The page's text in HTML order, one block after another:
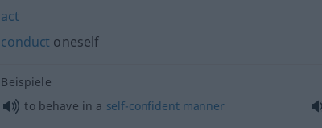
act
conduct oneself
Beispiele
to behave in a self-confident manner